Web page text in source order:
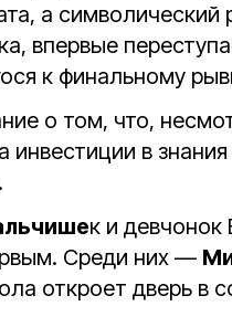
а
впервые
к финальному
о том, что,
инвестиции в
к и девчонок
Среди них —
откроет дверь в